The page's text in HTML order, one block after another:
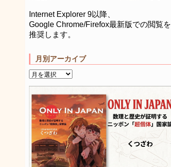
Internet Explorer 9以降、
Google Chrome/Firefox最新版での閲覧を
推奨します。
月別アーカイブ